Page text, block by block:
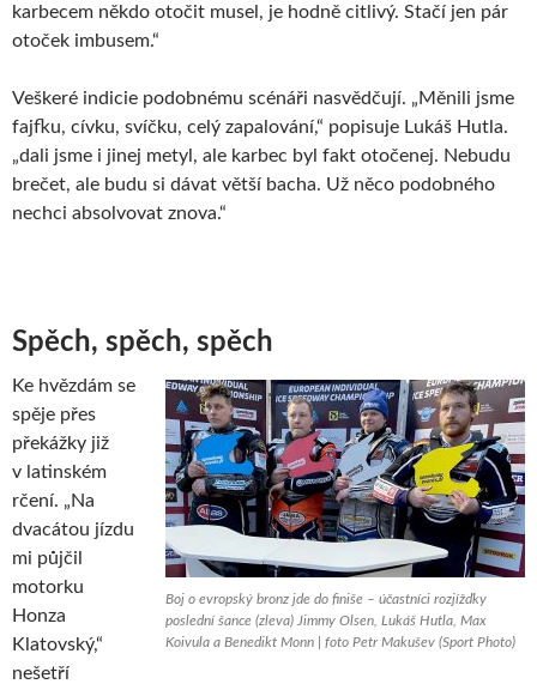
karbecem někdo otočit musel, je hodně citlivý. Stačí jen pár
otoček imbusem.“
Veškeré indicie podobnému scénáři nasvědčují. „Měnili jsme
fajfku, cívku, svíčku, celý zapalování,“ popisuje Lukáš Hutla.
„dali jsme i jinej metyl, ale karbec byl fakt otočenej. Nebudu
brečet, ale budu si dávat větší bacha. Už něco podobného
nechci absolvovat znova.“
Spěch, spěch, spěch
Boj o evropský bronz jde do finiše – účastníci rozjížďky
poslední šance (zleva) Jimmy Olsen, Lukáš Hutla, Max
Koivula a Benedikt Monn | foto Petr Makušev (Sport Photo)
Ke hvězdám se
spěje přes
překážky již
v latinském
rčení. „Na
dvacátou jízdu
mi půjčil
motorku
Honza
Klatovský,“
nešetří